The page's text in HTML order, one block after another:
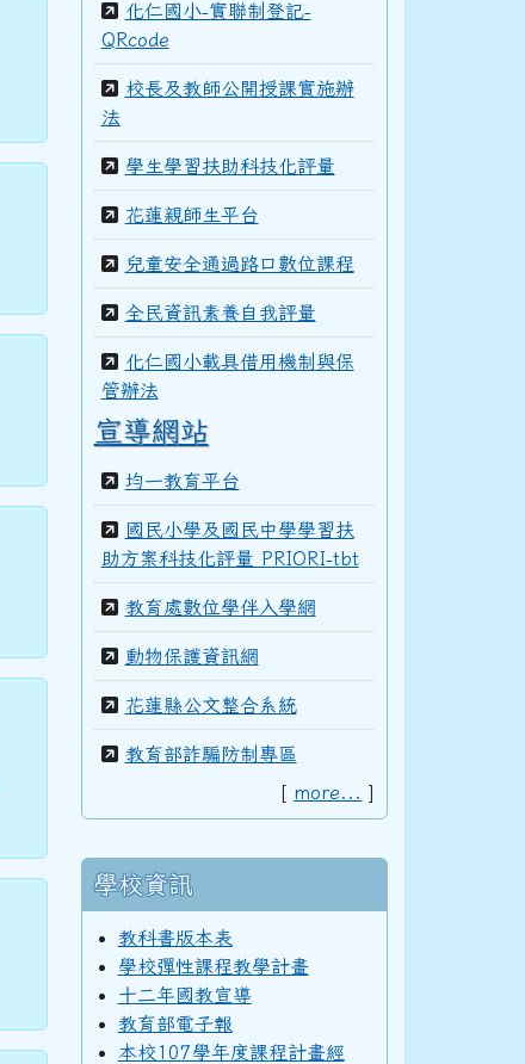
化仁國小-實聯制登記-
QRcode
校長及教師公開授課實施辦
法
學生學習扶助科技化評量
花蓮親師生平台
兒童安全通過路口數位課程
全民資訊素養自我評量
化仁國小載具借用機制與保
管辦法
宣導網站
均一教育平台
國民小學及國民中學學習扶
助方案科技化評量 PRIORI-tbt
教育處數位學伴入學網
動物保護資訊網
花蓮縣公文整合系統
教育部詐騙防制專區
[ more... ]
學校資訊
教科書版本表
學校彈性課程教學計畫
十二年國教宣導
教育部電子報
本校107學年度課程計畫經